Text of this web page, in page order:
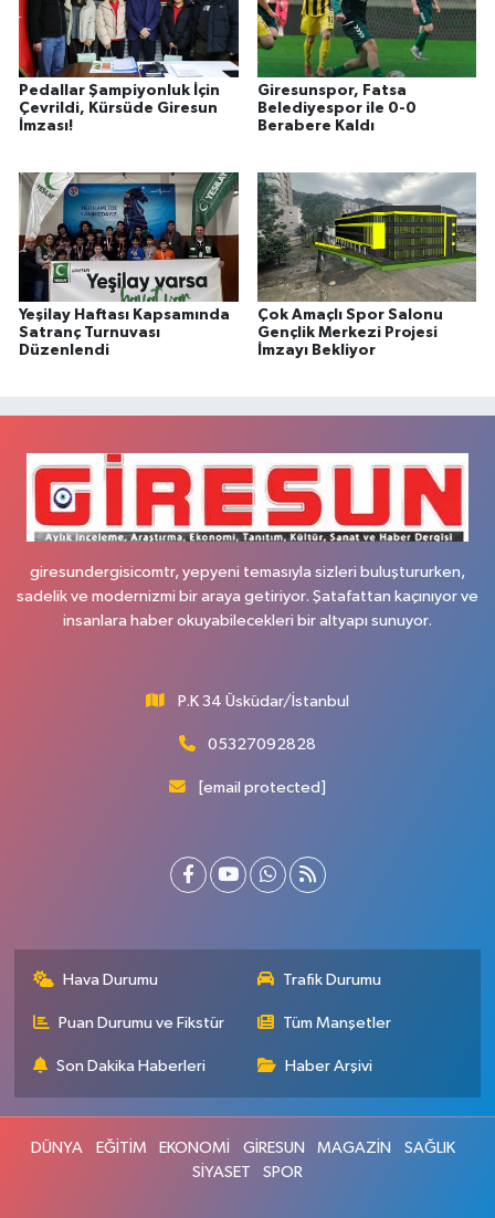
Pedallar Şampiyonluk İçin
Çevrildi, Kürsüde Giresun
İmzası!
Giresunspor, Fatsa
Belediyespor ile 0-0
Berabere Kaldı
Yeşilay Haftası Kapsamında
Satranç Turnuvası
Düzenlendi
Çok Amaçlı Spor Salonu
Gençlik Merkezi Projesi
İmzayı Bekliyor
giresundergisicomtr, yepyeni temasıyla sizleri buluştururken,
sadelik ve modernizmi bir araya getiriyor. Şatafattan kaçınıyor ve
insanlara haber okuyabilecekleri bir altyapı sunuyor.
P.K 34 Üsküdar/İstanbul
05327092828
[email protected]
Hava Durumu Trafik Durumu
Puan Durumu ve Fikstür Tüm Manşetler
Son Dakika Haberleri Haber Arşivi
DÜNYA EĞİTİM EKONOMİ GİRESUN MAGAZİN
SAĞLIK
SİYASET
SPOR